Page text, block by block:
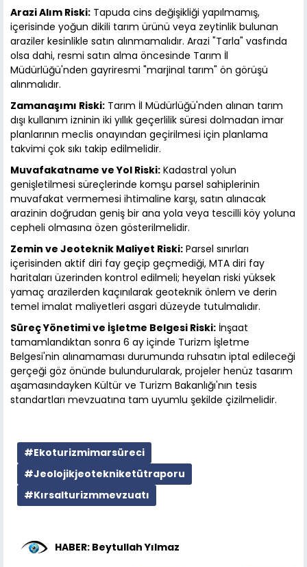
Arazi Alım Riski: Tapuda cins değişikliği yapılmamış,
içerisinde yoğun dikili tarım ürünü veya zeytinlik bulunan
araziler kesinlikle satın alınmamalıdır. Arazi "Tarla" vasfında
olsa dahi, resmi satın alma öncesinde Tarım İl
Müdürlüğü'nden gayriresmi "marjinal tarım" ön görüşü
alınmalıdır.
Zamanaşımı Riski: Tarım İl Müdürlüğü'nden alınan tarım
dışı kullanım izninin iki yıllık geçerlilik süresi dolmadan imar
planlarının meclis onayından geçirilmesi için planlama
takvimi çok sıkı takip edilmelidir.
Muvafakatname ve Yol Riski: Kadastral yolun
genişletilmesi süreçlerinde komşu parsel sahiplerinin
muvafakat vermemesi ihtimaline karşı, satın alınacak
arazinin doğrudan geniş bir ana yola veya tescilli köy yoluna
cepheli olmasına özen gösterilmelidir.
Zemin ve Jeoteknik Maliyet Riski: Parsel sınırları
içerisinden aktif diri fay geçip geçmediği, MTA diri fay
haritaları üzerinden kontrol edilmeli; heyelan riski yüksek
yamaç arazilerden kaçınılarak geoteknik önlem ve derin
temel imalat maliyetleri asgari düzeyde tutulmalıdır.
Süreç Yönetimi ve İşletme Belgesi Riski: İnşaat
tamamlandıktan sonra 6 ay içinde Turizm İşletme
Belgesi'nin alınamaması durumunda ruhsatın iptal edileceği
gerçeği göz önünde bulundurularak, projeler henüz tasarım
aşamasındayken Kültür ve Turizm Bakanlığı'nın tesis
standartları mevzuatına tam uyumlu şekilde çizilmelidir.
#Ekoturizmimarsüreci
#Jeolojikjeotekniketütraporu
#Kırsalturizmmevzuatı
HABER: Beytullah Yılmaz